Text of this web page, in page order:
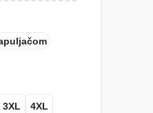
3XL 4XL